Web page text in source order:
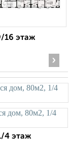
16 этаж
›
4 этаж